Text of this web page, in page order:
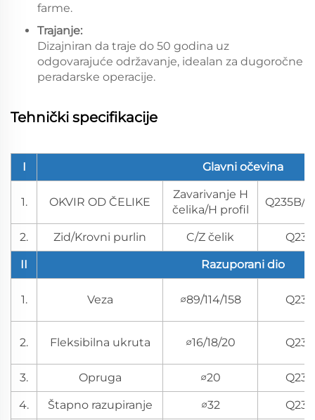
farme.
Trajanje:
Dizajniran da traje do 50 godina uz
odgovarajuće održavanje, idealan za dugoročne
peradarske operacije.
Tehnički specifikacije
I Glavni očevina
1. OKVIR OD ČELIKE
Zavarivanje H
čelika/H profil
Q235B/
2. Zid/Krovni purlin C/Z čelik
II Razuporani dio
1. Veza ∅89/114/158
2. Fleksibilna ukruta ∅16/18/20
3. Opruga ∅20
4. Štapno razupiranje ∅32